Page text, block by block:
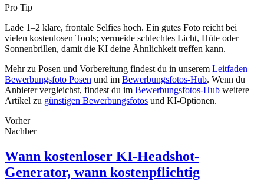
Pro Tip
Lade 1–2 klare, frontale Selfies hoch. Ein gutes Foto reicht bei
vielen kostenlosen Tools; vermeide schlechtes Licht, Hüte oder
Sonnenbrillen, damit die KI deine Ähnlichkeit treffen kann.
Mehr zu Posen und Vorbereitung findest du in unserem Leitfaden
Bewerbungsfoto Posen und im Bewerbungsfotos-Hub. Wenn du
Anbieter vergleichst, findest du im Bewerbungsfotos-Hub weitere
Artikel zu günstigen Bewerbungsfotos und KI-Optionen.
Vorher
Nachher
Wann kostenloser KI-Headshot-
Generator, wann kostenpflichtig